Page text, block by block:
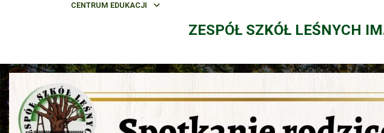
CENTRUM EDUKACJI
ZESPÓŁ SZKÓŁ LEŚNYCH